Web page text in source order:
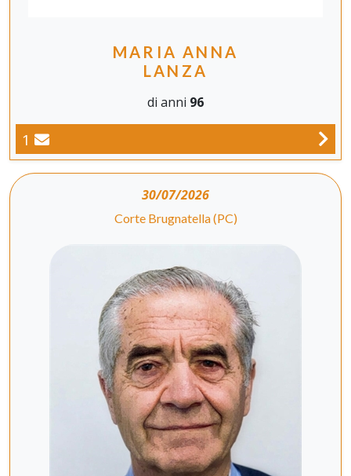
MARIA ANNA
LANZA
di anni 96
1
30/07/2026
Corte Brugnatella (PC)